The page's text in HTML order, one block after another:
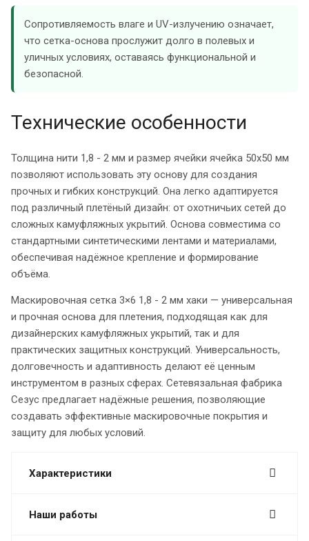
Сопротивляемость влаге и UV-излучению означает,
что сетка-основа прослужит долго в полевых и
уличных условиях, оставаясь функциональной и
безопасной.
Технические особенности
Толщина нити 1,8 - 2 мм и размер ячейки ячейка 50х50 мм
позволяют использовать эту основу для создания
прочных и гибких конструкций. Она легко адаптируется
под различный плетёный дизайн: от охотничьих сетей до
сложных камуфляжных укрытий. Основа совместима со
стандартными синтетическими лентами и материалами,
обеспечивая надёжное крепление и формирование
объёма.
Маскировочная сетка 3×6 1,8 - 2 мм хаки — универсальная
и прочная основа для плетения, подходящая как для
дизайнерских камуфляжных укрытий, так и для
практических защитных конструкций. Универсальность,
долговечность и адаптивность делают её ценным
инструментом в разных сферах. Сетевязальная фабрика
Сезус предлагает надёжные решения, позволяющие
создавать эффективные маскировочные покрытия и
защиту для любых условий.
Характеристики
Наши работы